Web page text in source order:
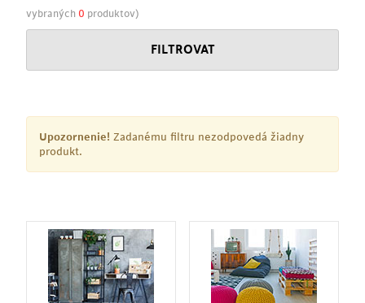
vybraných 0 produktov)
FILTROVAT
Upozornenie! Zadanému filtru nezodpovedá žiadny
produkt.